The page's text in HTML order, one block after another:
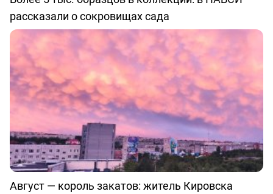
рассказали о сокровищах сада
Август — король закатов: житель Кировска